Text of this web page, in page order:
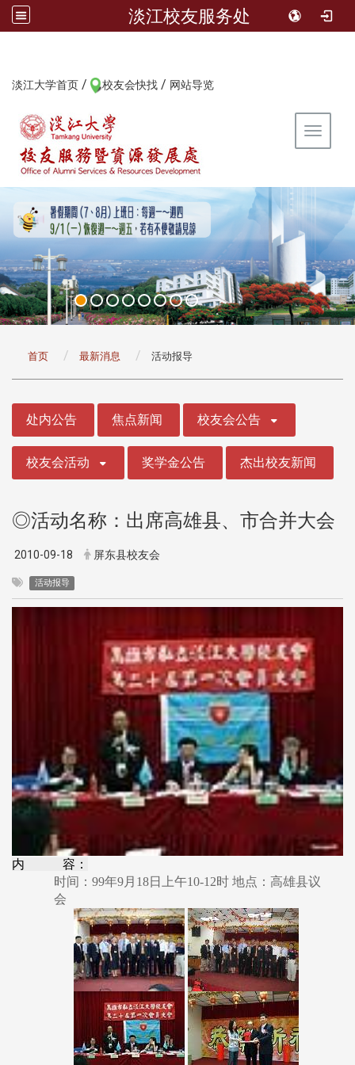
淡江校友服务处
淡江大学首页 / 校友会快找 / 网站导览
Toggle
首页 最新消息 活动报导
处内公告 焦点新闻 校友会公告
校友会活动 奖学金公告 杰出校友新闻
◎活动名称：出席高雄县、市合并大会
2010-09-18 屏东县校友会
活动报导
内 容：
时间：99年9月18日上午10-12时 地点：高雄县议
会